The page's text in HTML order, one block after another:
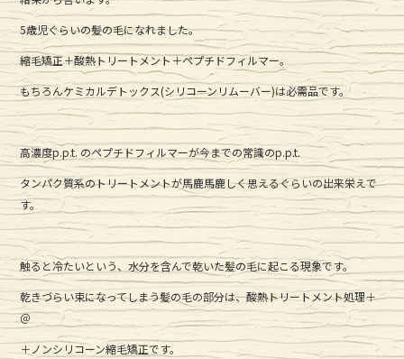
c
e
b
o
o
k
it
te
r
e
5歳児ぐらいの髪の毛になれました。
縮毛矯正＋酸熱トリートメント＋ペプチドフィルマー。
もちろんケミカルデトックス(シリコーンリムーバー)は必需品です。
高濃度p.p.t. のペプチドフィルマーが今までの常識のp.p.t.
タンパク質系のトリートメントが馬鹿馬鹿しく思えるぐらいの出来栄えで
す。
触ると冷たいという、水分を含んで乾いた髪の毛に起こる現象です。
乾きづらい束になってしまう髪の毛の部分は、酸熱トリートメント処理＋
＠
＋ノンシリコーン縮毛矯正です。